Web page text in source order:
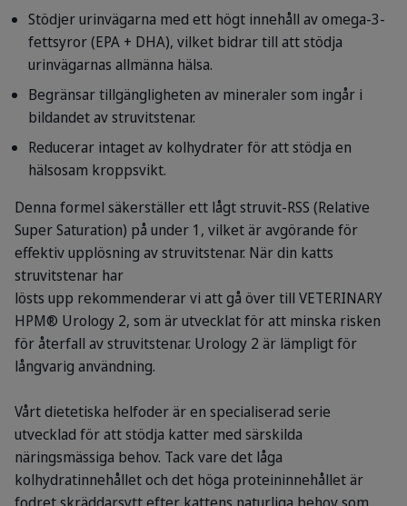
Stödjer urinvägarna med ett högt innehåll av omega-3-
fettsyror (EPA + DHA), vilket bidrar till att stödja
urinvägarnas allmänna hälsa.
Begränsar tillgängligheten av mineraler som ingår i
bildandet av struvitstenar.
Reducerar intaget av kolhydrater för att stödja en
hälsosam kroppsvikt.
Denna formel säkerställer ett lågt struvit-RSS (Relative
Super Saturation) på under 1, vilket är avgörande för
effektiv upplösning av struvitstenar. När din katts
struvitstenar har
lösts upp rekommenderar vi att gå över till VETERINARY
HPM® Urology 2, som är utvecklat för att minska risken
för återfall av struvitstenar. Urology 2 är lämpligt för
långvarig användning.
Vårt dietetiska helfoder är en specialiserad serie
utvecklad för att stödja katter med särskilda
näringsmässiga behov. Tack vare det låga
kolhydratinnehållet och det höga proteininnehållet är